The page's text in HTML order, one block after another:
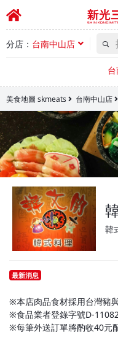
分店： 台南中山店
美食地圖 skmeats 台南中山店
韓
最新消息
※本店肉品食材採用台灣豬
※食品業者登錄字號D-
※每筆外送訂單將酌收40元